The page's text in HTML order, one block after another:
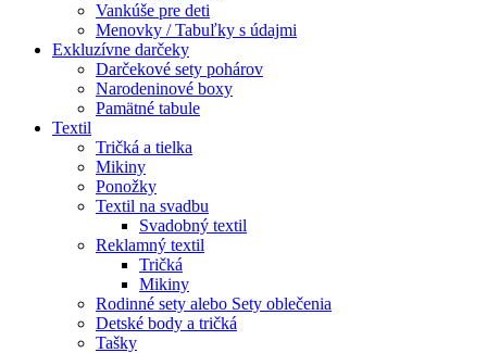
Vankúše pre deti
Menovky / Tabuľky s údajmi
Exkluzívne darčeky
Darčekové sety pohárov
Narodeninové boxy
Pamätné tabule
Textil
Tričká a tielka
Mikiny
Ponožky
Textil na svadbu
Svadobný textil
Reklamný textil
Tričká
Mikiny
Rodinné sety alebo Sety oblečenia
Detské body a tričká
Tašky